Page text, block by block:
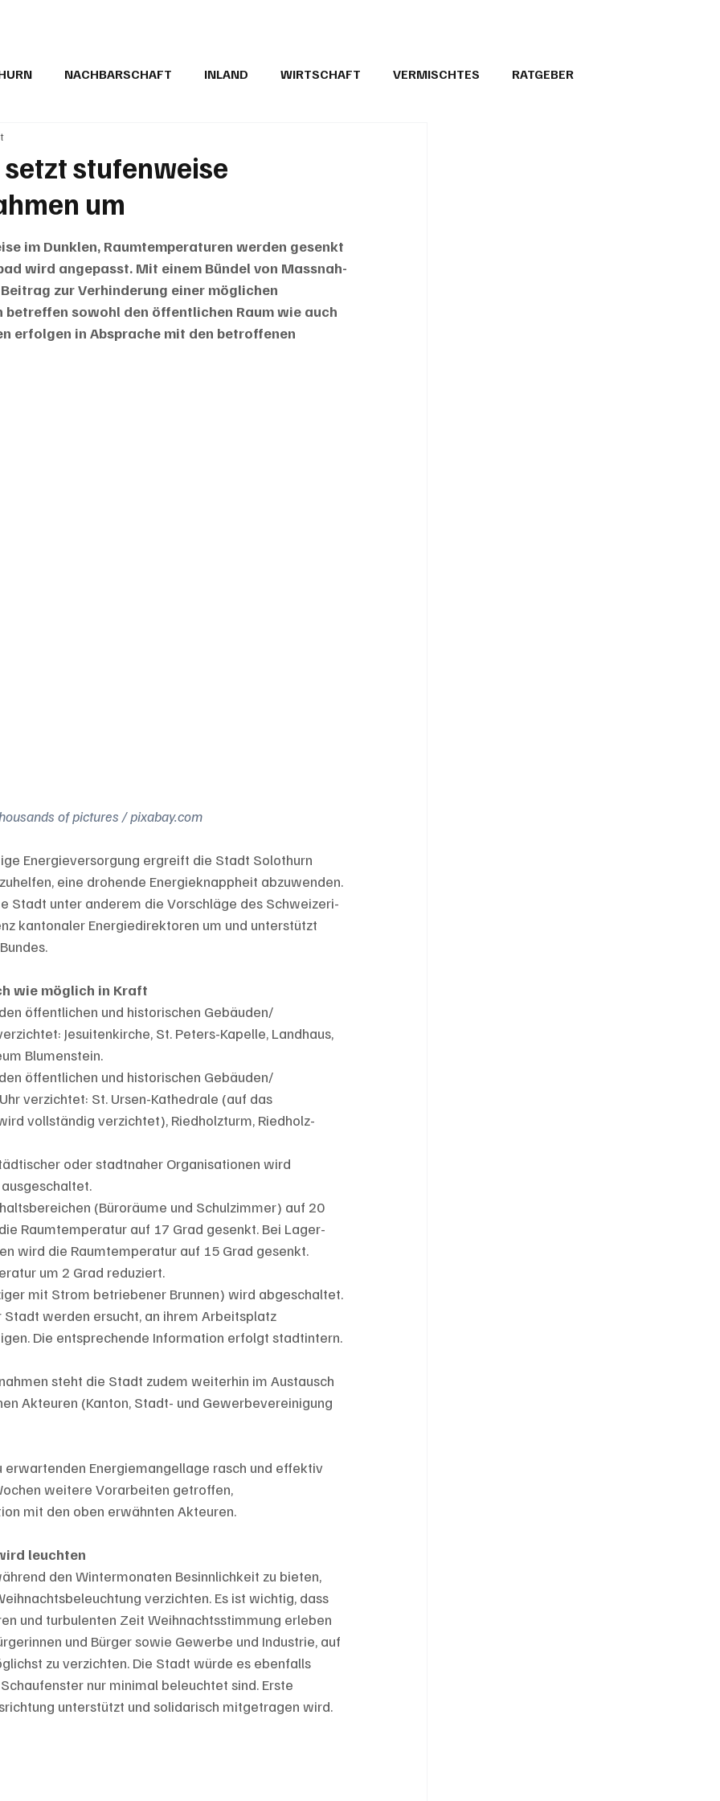
NACHBARSCHAFT INLAND WIRTSCHAFT VERMISCHTES RATGEBER
stufenweise
um
im Dunklen, Raumtemperaturen werden gesenkt
wird angepasst. Mit einem Bündel von Massnah­
zur Verhinderung einer möglichen
betreffen sowohl den öffentlichen Raum wie auch
erfolgen in Absprache mit den betroffenen
of pictures / pixabay.com
Energieversorgung ergreift die Stadt Solothurn
eine drohende Energieknappheit abzuwenden.
Stadt unter anderem die Vorschläge des Schweizeri­
kantonaler Energiedirektoren um und unterstützt
wie möglich in Kraft
öffentlichen und historischen Gebäu­den/
Jesuitenkirche, St. Peters-Kapelle, Landhaus,
Blumenstein.
öffentlichen und historischen Gebäu­den/
verzichtet: St. Ursen-Kathedrale (auf das
vollständig verzichtet), Riedholzturm, Riedholz­
oder stadtnaher Organisationen wird
(Büroräume und Schulzimmer) auf 20
Raumtemperatur auf 17 Grad gesenkt. Bei Lager­
wird die Raumtemperatur auf 15 Grad gesenkt.
um 2 Grad reduziert.
mit Strom betriebener Brunnen) wird abgeschal­tet.
werden ersucht, an ihrem Arbeitsplatz
Die entsprechende Information erfolgt stadtintern.
steht die Stadt zudem weiterhin im Austausch
Akteuren (Kanton, Stadt- und Gewerbevereinigung
Energiemangellage rasch und effektiv
weitere Vorarbeiten getroffen,
mit den oben erwähnten Akteuren.
leuchten
den Wintermonaten Besinnlichkeit zu bieten,
verzichten. Es ist wichtig, dass
und turbulenten Zeit Weihnachtsstimmung erleben
und Bürger sowie Gewerbe und Industrie, auf
zu verzichten. Die Stadt würde es ebenfalls
nur minimal beleuchtet sind. Erste
unterstützt und solidarisch mitgetragen wird.